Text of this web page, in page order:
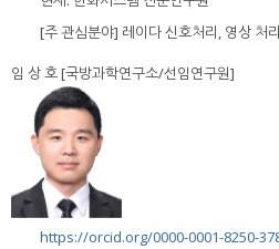
[주 관심분야] 레이다 신호처리, 영상 처
임 상 호 [국방과학연구소/선임연구원]
https://orcid.org/0000-0001-8250-